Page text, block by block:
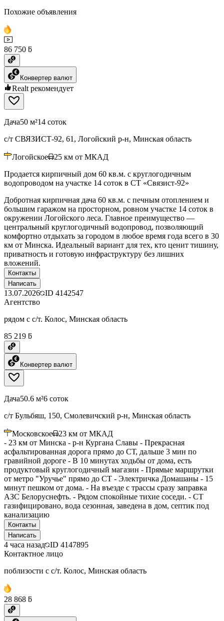
Похожие объявления
86 750 ƃ
Конвертер валют
Realt рекомендует
Дача50 м²14 соток
с/т СВЯЗИСТ-92, 61, Логойский р-н, Минская область
Логойское 25 км от МКАД
Продается кирпичный дом 60 кв.м. с круглогодичным
водопроводом на участке 14 соток в СТ «Связист-92»
Добротная кирпичная дача 60 кв.м. с печным отоплением и
большим гаражом на просторном, ровном участке 14 соток в
окружении Логойского леса. Главное преимущество —
центральный круглогодичный водопровод, позволяющий
комфортно отдыхать за городом в любое время года всего в 30
км от Минска. Идеальный вариант для тех, кто ценит тишину,
приватность и готовую инфраструктуру без лишних
вложений.
Контакты
Написать
13.07.2026 ID 4142547
Агентство
рядом с с/т. Колос, Минская область
85 219 ƃ
Конвертер валют
Дача50.6 м²6 соток
с/т Бульбяш, 150, Смолевичский р-н, Минская область
Московское 23 км от МКАД
- 23 км от Минска - р-н Кургана Славы - Прекрасная
асфальтированная дорога прямо до СТ, дальше 3 мин по
гравийной дороге - В 10 минутах ходьбы от дома, есть
продуктовый круглогодичный магазин - Прямые маршрутки
от метро "Уручье" прямо до СТ - Электричка Домашаны - 15
минут пешком от дома. - На въезде с трассы сразу заправка
АЗС Белоруснефть. - Рядом спокойные тихие соседи. - СТ
газифицировано, вода сезонная, заведена в дом, септик под
канализацию
Контакты
Написать
4 часа назад ID 4147895
Контактное лицо
поблизости с с/т. Колос, Минская область
28 868 ƃ